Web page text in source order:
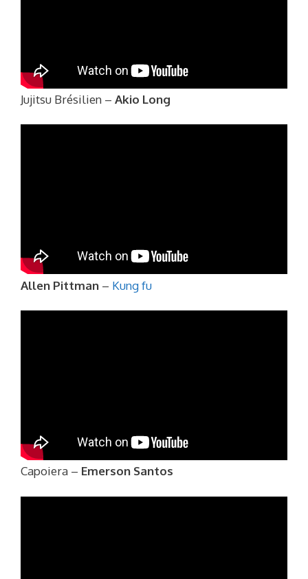
Jujitsu Brésilien – Akio Long
Allen Pittman – Kung fu
Capoiera – Emerson Santos